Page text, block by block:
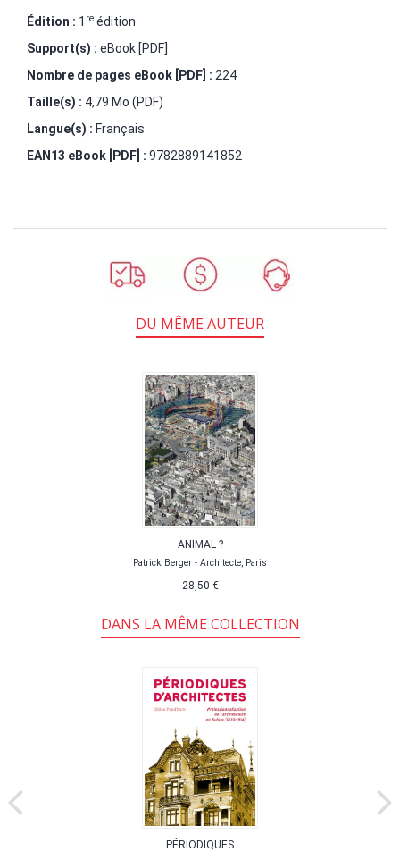
Édition : 1 re édition
Support(s) : eBook [PDF]
Nombre de pages eBook [PDF] : 224
Taille(s) : 4,79 Mo (PDF)
Langue(s) : Français
EAN13 eBook [PDF] : 9782889141852
DU MÊME AUTEUR
ANIMAL ?
Patrick Berger - Architecte, Paris
28,50 €
DANS LA MÊME COLLECTION
PÉRIODIQUES